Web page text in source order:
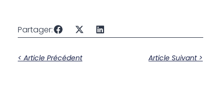
Partager:
< Article Précédent Article Suivant >